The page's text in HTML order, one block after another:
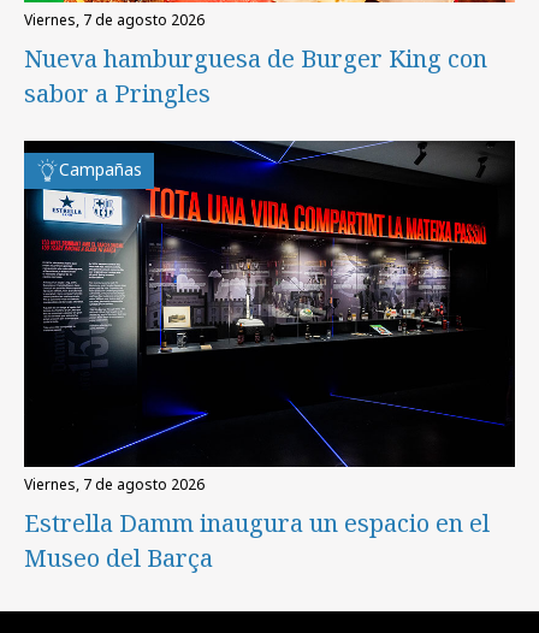
viernes, 7 de agosto 2026
Nueva hamburguesa de Burger King con
sabor a Pringles
Campañas
viernes, 7 de agosto 2026
Estrella Damm inaugura un espacio en el
Museo del Barça